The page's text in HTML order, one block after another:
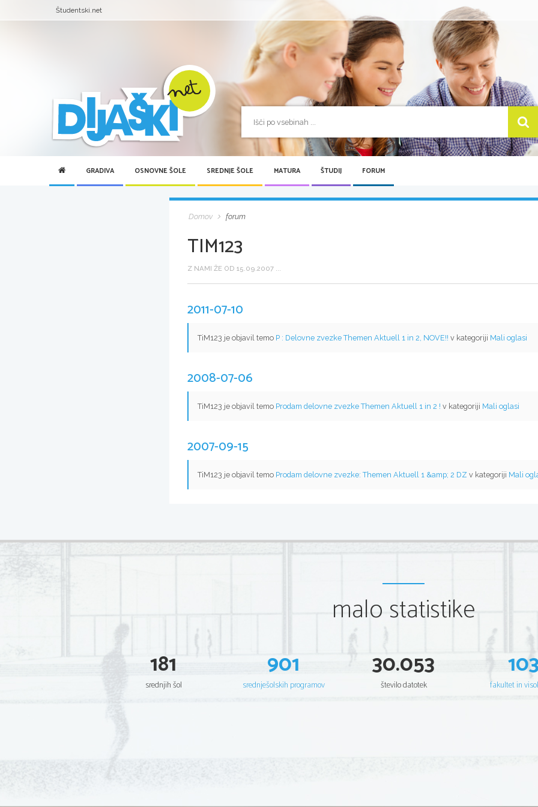
Študentski.net
GRADIVA OSNOVNE ŠOLE SREDNJE ŠOLE MATURA ŠTUDIJ FORUM
Domov forum
TIM123
Z NAMI ŽE OD 15.09.2007 ...
2011-07-10
TiM123 je objavil temo P : Delovne zvezke Themen Aktuell 1 in 2, NOVE!! v kategoriji Mali oglasi
2008-07-06
TiM123 je objavil temo Prodam delovne zvezke Themen Aktuell 1 in 2 ! v kategoriji Mali oglasi
2007-09-15
TiM123 je objavil temo Prodam delovne zvezke: Themen Aktuell 1 &amp; 2 DZ v kategoriji Mali
malo statistike
181
srednjih šol
901
srednješolskih programov
30.053
število datotek fakultet in